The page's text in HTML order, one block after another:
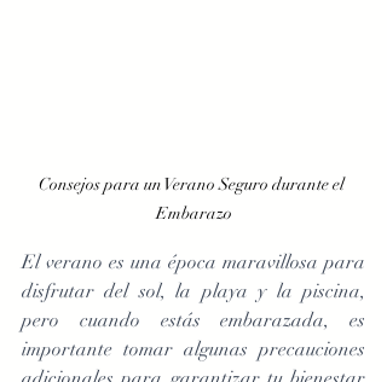
Consejos para un Verano Seguro durante el
Embarazo
El verano es una época maravillosa para
disfrutar del sol, la playa y la piscina,
pero cuando estás embarazada, es
importante tomar algunas precauciones